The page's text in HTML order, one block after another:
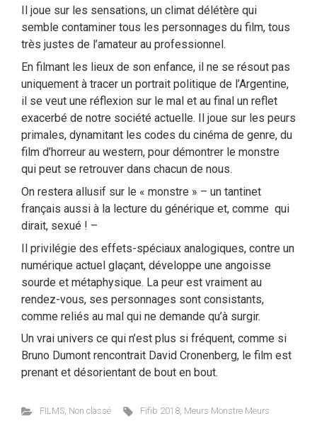
Il joue sur les sensations, un climat délétère qui
semble contaminer tous les personnages du film, tous
très justes de l’amateur au professionnel.
En filmant les lieux de son enfance, il ne se résout pas
uniquement à tracer un portrait politique de l’Argentine,
il se veut une réflexion sur le mal et au final un reflet
exacerbé de notre société actuelle. Il joue sur les peurs
primales, dynamitant les codes du cinéma de genre, du
film d’horreur au western, pour démontrer le monstre
qui peut se retrouver dans chacun de nous.
On restera allusif sur le « monstre » – un tantinet
français aussi à la lecture du générique et, comme qui
dirait, sexué ! –
Il privilégie des effets-spéciaux analogiques, contre un
numérique actuel glaçant, développe une angoisse
sourde et métaphysique. La peur est vraiment au
rendez-vous, ses personnages sont consistants,
comme reliés au mal qui ne demande qu’à surgir.
Un vrai univers ce qui n’est plus si fréquent, comme si
Bruno Dumont rencontrait David Cronenberg, le film est
prenant et désorientant de bout en bout.
FILMS, Non classé Fifib 2018, Meurs Monstre Meurs